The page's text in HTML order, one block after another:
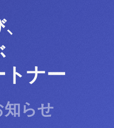
トナー
知らせ